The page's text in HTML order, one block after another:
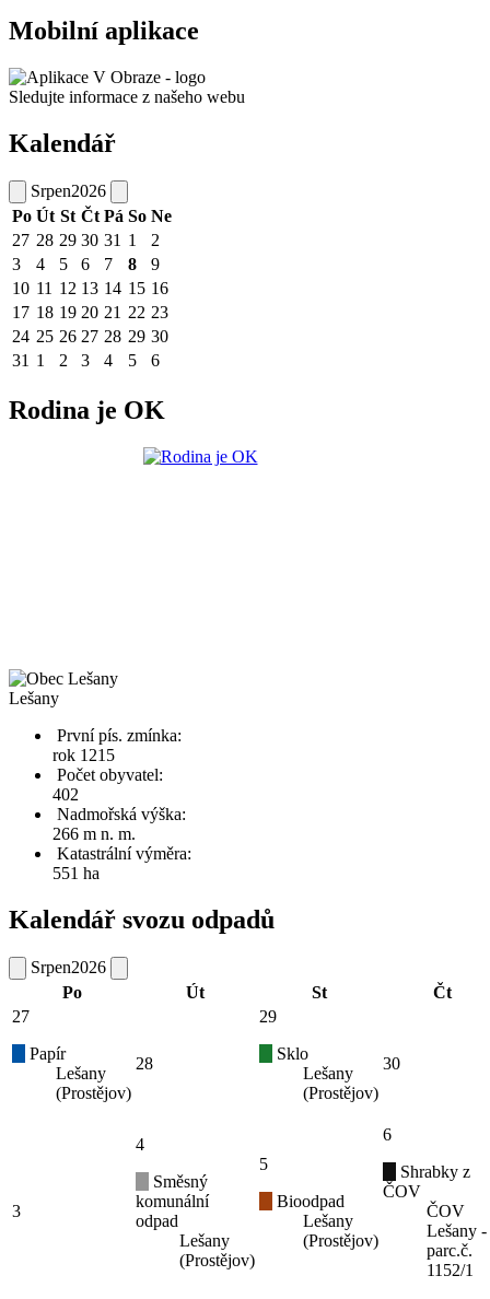
Mobilní aplikace
Sledujte informace z našeho webu
Kalendář
Srpen2026
Po Út St Čt Pá So Ne
27 28 29 30 31 1
2
3
4 5 6 7 8
9
10 11 12 13 14 15 16
17 18 19 20 21 22 23
24 25 26 27 28 29 30
31 1 2 3 4 5 6
Rodina je OK
Lešany
První pís. zmínka:
rok 1215
Počet obyvatel:
402
Nadmořská výška:
266 m n. m.
Katastrální výměra:
551 ha
Kalendář svozu odpadů
Srpen2026
Po
Út St
Čt
27
Papír
Lešany
(Prostějov)
28
29
Sklo
Lešany
(Prostějov)
30
3
4
Směsný
komunální
odpad
Lešany
(Prostějov)
5
Bioodpad
Lešany
(Prostějov)
6
Shrabky z
ČOV
ČOV
Lešany -
parc.č.
1152/1